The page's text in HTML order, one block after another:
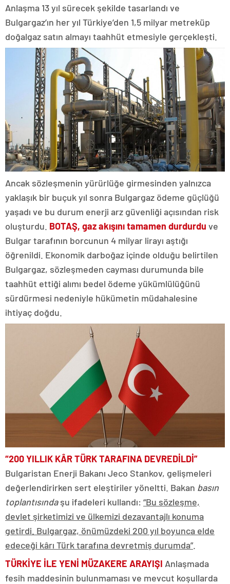
Anlaşma 13 yıl sürecek şekilde tasarlandı ve
Bulgargaz’ın her yıl Türkiye’den 1,5 milyar metreküp
doğalgaz satın almayı taahhüt etmesiyle gerçekleşti.
Ancak sözleşmenin yürürlüğe girmesinden yalnızca
yaklaşık bir buçuk yıl sonra Bulgargaz ödeme güçlüğü
yaşadı ve bu durum enerji arz güvenliği açısından risk
oluşturdu. BOTAŞ, gaz akışını tamamen durdurdu ve
Bulgar tarafının borcunun 4 milyar lirayı aştığı
öğrenildi. Ekonomik darboğaz içinde olduğu belirtilen
Bulgargaz, sözleşmeden cayması durumunda bile
taahhüt ettiği alımı bedel ödeme yükümlülüğünü
sürdürmesi nedeniyle hükümetin müdahalesine
ihtiyaç doğdu.
“200 YILLIK KÂR TÜRK TARAFINA DEVREDİLDİ”
Bulgaristan Enerji Bakanı Jeco Stankov, gelişmeleri
değerlendirirken sert eleştiriler yöneltti. Bakan basın
toplantısındaşu ifadeleri kullandı: “Bu sözleşme,
devlet şirketimizi ve ülkemizi dezavantajlı konuma
getirdi. Bulgargaz, önümüzdeki 200 yıl boyunca elde
edeceği kârı Türk tarafına devretmiş durumda”.
TÜRKİYE İLE YENİ MÜZAKERE ARAYIŞI Anlaşmada
fesih maddesinin bulunmaması ve mevcut koşullarda